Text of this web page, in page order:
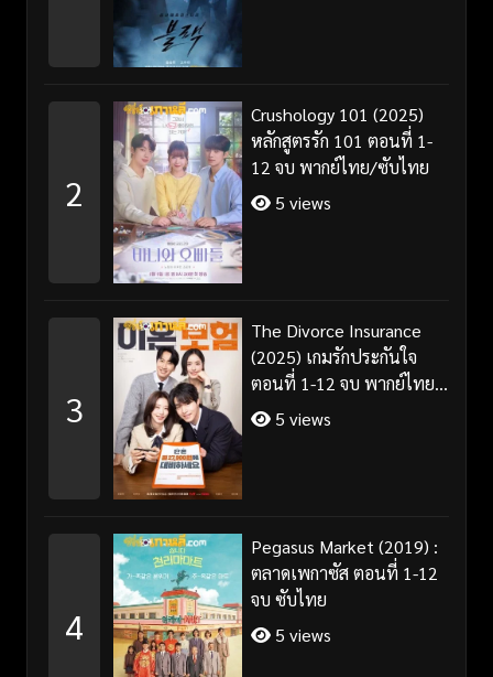
2
Crushology 101 (2025)
หลักสูตรรัก 101 ตอนที่ 1-
12 จบ พากย์ไทย/ซับไทย
5 views
3
The Divorce Insurance
(2025) เกมรักประกันใจ
ตอนที่ 1-12 จบ พากย์ไทย
ซับไทย
5 views
4
Pegasus Market (2019) :
ตลาดเพกาซัส ตอนที่ 1-12
จบ ซับไทย
5 views